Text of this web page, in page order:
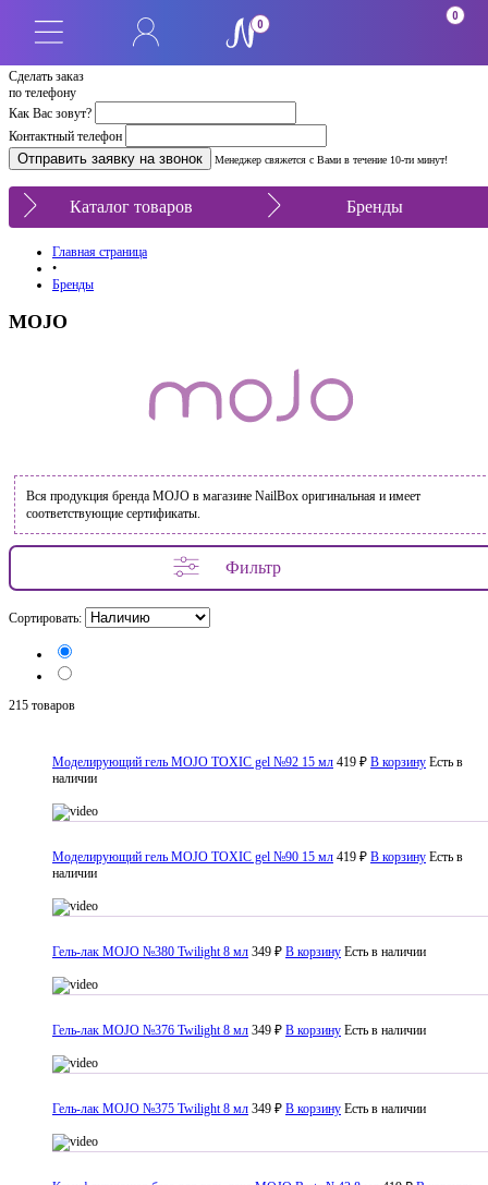
Сделать заказ
по телефону
Как Вас зовут?
Контактный телефон
Менеджер свяжется с Вами в течение 10-ти минут!
0
0
Каталог товаров Бренды
Главная страница
•
Бренды
MOJO
Вся продукция бренда MOJO в магазине NailBox оригинальная и имеет
соответствующие сертификаты.
Фильтр
Сортировать:
215 товаров
Моделирующий гель MOJO TOXIC gel №92 15 мл 419 ₽ В корзину Есть в
наличии
Моделирующий гель MOJO TOXIC gel №90 15 мл 419 ₽ В корзину Есть в
наличии
Гель-лак MOJO №380 Twilight 8 мл 349 ₽ В корзину Есть в наличии
Гель-лак MOJO №376 Twilight 8 мл 349 ₽ В корзину Есть в наличии
Гель-лак MOJO №375 Twilight 8 мл 349 ₽ В корзину Есть в наличии